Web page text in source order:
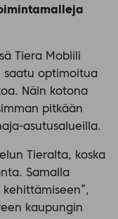
Tiera Mobiili
saatu optimoitua
Näin kotona
pitkään
asutusalueilla.
Tieralta, koska
Samalla
kaupungin